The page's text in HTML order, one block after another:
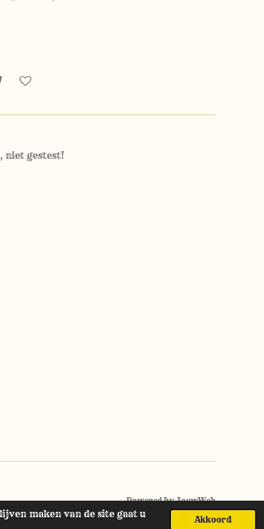
maken van de site gaat u Akkoord
niet gestest!
Powered byJouwWeb